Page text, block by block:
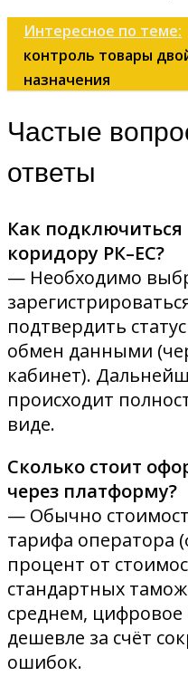
Интересное по теме:
контроль товары
назначения
Частые
ответы
Как
коридору РК–ЕС?
— Необходимо
подтвердить
обмен данными
кабинет).
происходит
виде.
Сколько стоит
через платформу?
— Обычно
тарифа оператора
процент от
стандартных
среднем,
дешевле за счёт
ошибок.